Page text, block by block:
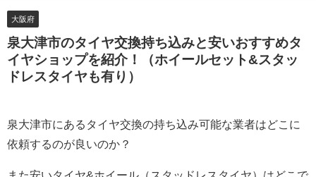
大阪府
泉大津市のタイヤ交換持ち込みと安いおすすめタ
イヤショップを紹介！（ホイールセット&スタッ
ドレスタイヤも有り）
泉大津市にあるタイヤ交換の持ち込み可能な業者はどこに
依頼するのが良いのか？